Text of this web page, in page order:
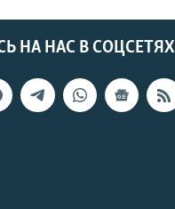
НА НАС В СОЦСЕТЯХ